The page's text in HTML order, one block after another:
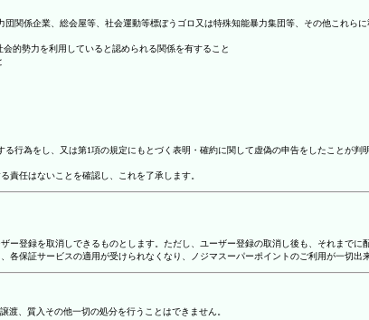
関係企業、総会屋等、社会運動等標ぼうゴロ又は特殊知能暴力集団等、その他これ
的勢力を利用していると認められる関係を有すること
行為をし、又は第1項の規定にもとづく表明・確約に関して虚偽の申告をしたことが
責任はないことを確認し、これを了承します。
登録を取消しできるものとします。ただし、ユーザー登録の取消し後も、それまでに
保証サービスの適用が受けられなくなり、ノジマスーパーポイントのご利用が一切出
、質入その他一切の処分を行うことはできません。